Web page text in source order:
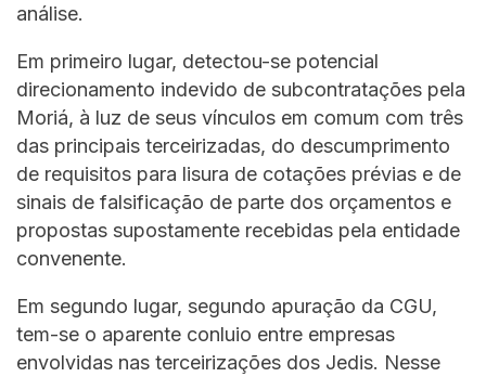
análise.
Em primeiro lugar, detectou-se potencial
direcionamento indevido de subcontratações pela
Moriá, à luz de seus vínculos em comum com três
das principais terceirizadas, do descumprimento
de requisitos para lisura de cotações prévias e de
sinais de falsificação de parte dos orçamentos e
propostas supostamente recebidas pela entidade
convenente.
Em segundo lugar, segundo apuração da CGU,
tem-se o aparente conluio entre empresas
envolvidas nas terceirizações dos Jedis. Nesse